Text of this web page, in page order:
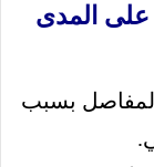
المدى
بسبب